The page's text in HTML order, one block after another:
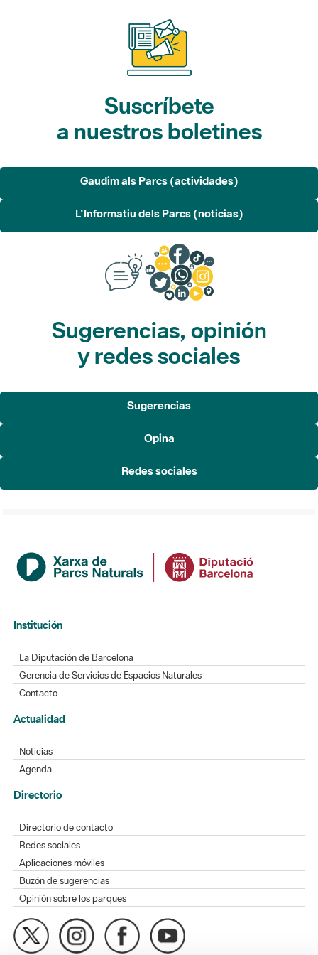
Suscríbete
a nuestros boletines
Gaudim als Parcs (actividades)
L'Informatiu dels Parcs (noticias)
Sugerencias, opinión
y redes sociales
Sugerencias
Opina
Redes sociales
Institución
La Diputación de Barcelona
Gerencia de Servicios de Espacios Naturales
Contacto
Actualidad
Noticias
Agenda
Directorio
Directorio de contacto
Redes sociales
Aplicaciones móviles
Buzón de sugerencias
Opinión sobre los parques